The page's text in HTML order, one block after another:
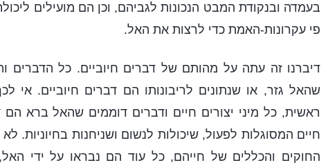
בעמדה ובנקודת המבט הנכונות לגביהם, וכן הם מועילים
פי עקרונות-האמת כדי לרצות את האל.
דיברנו זה עתה על מהותם של דברים חיוביים. כל
שהאל גזר, או שנתונים לריבונותו הם דברים חיוביים. אי
ראשית, כל מיני יצורים חיים ודברים דוממים שהאל ברא הם
חיים המסוגלות לפעול, שיכולות לנשום ושניחנות
החוקים והכללים של חייהם, כל עוד הם נבראו על ידי